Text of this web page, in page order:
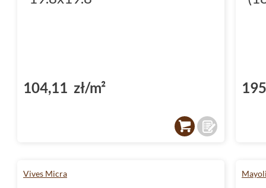
104,11 zł/m²
Vives Micra